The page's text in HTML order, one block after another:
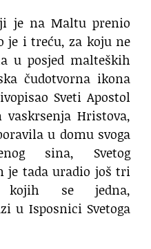
je na Maltu prenio
je i treću, za koju ne
u posjed malteških
čudotvorna ikona
Sveti Apostol
Hristova,
u domu svoga
sina, Svetog
je tada uradio još tri
se jedna,
u Isposnici Svetoga